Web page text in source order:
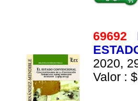
69692
2020,
Valor :